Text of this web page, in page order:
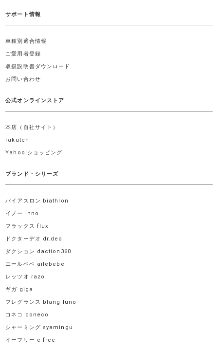
サポート情報
車種別適合情報
ご愛用者登録
取扱説明書ダウンロード
お問い合わせ
公式オンラインストア
本店（自社サイト）
rakuten
Yahoo!ショッピング
ブランド・シリーズ
バイアスロン biathlon
イノー inno
フラックス flux
ドクターデオ dr.deo
ダクション daction360
エールベベ ailebebe
レッツオ razo
ギガ giga
フレグランス blang luno
コネコ coneco
シャーミング syamingu
イーフリー e-free